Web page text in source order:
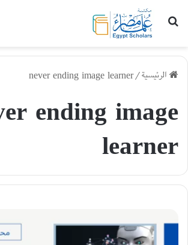
بحث عن
الرئيسية/
never ending image learner
ending image
learner